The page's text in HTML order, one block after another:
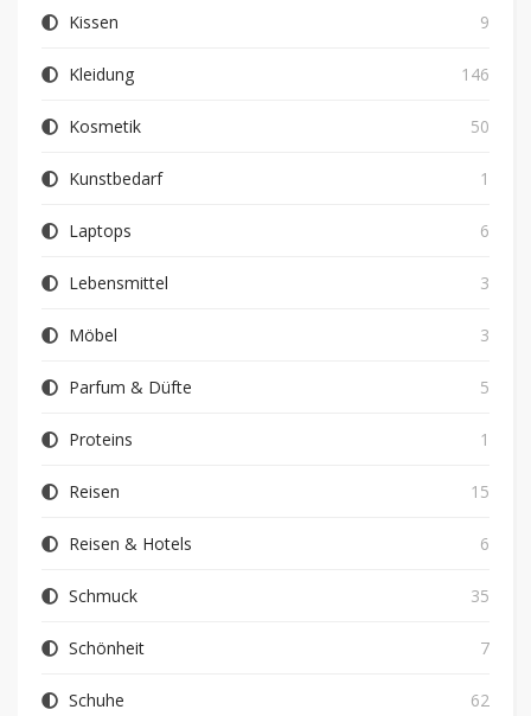
Kissen 9
Kleidung 146
Kosmetik 50
Kunstbedarf 1
Laptops 6
Lebensmittel 3
Möbel 3
Parfum & Düfte 5
Proteins 1
Reisen 15
Reisen & Hotels 6
Schmuck 35
Schönheit 7
Schuhe 62